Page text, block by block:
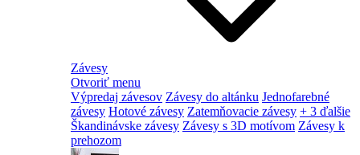
Závesy
Otvoriť menu
Výpredaj závesov Závesy do altánku Jednofarebné
závesy Hotové závesy Zatemňovacie závesy + 3 ďalšie
Škandinávske závesy Závesy s 3D motívom Závesy k
prehozom